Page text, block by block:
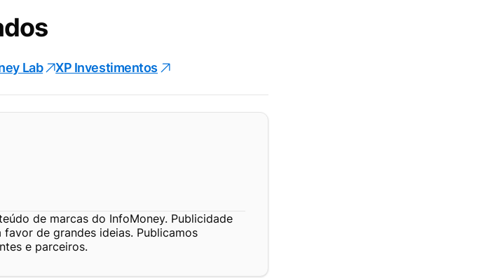
Lab XP Investimentos
de marcas do InfoMoney. Publicidade
de grandes ideias. Publicamos
e parceiros.